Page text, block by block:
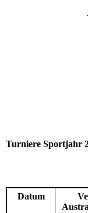
Turniere Sportjahr
Datum